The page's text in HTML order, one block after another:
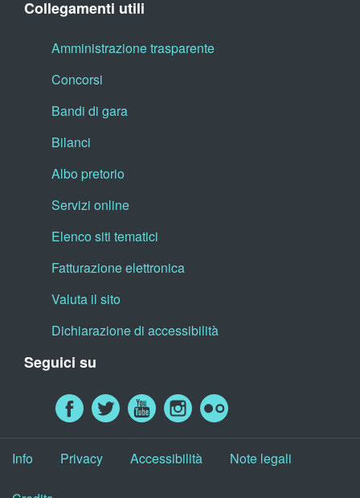
Collegamenti utili
Amministrazione trasparente
Concorsi
Bandi di gara
Bilanci
Albo pretorio
Servizi online
Elenco siti tematici
Fatturazione elettronica
Valuta il sito
Dichiarazione di accessibilità
Seguici su
Info Privacy Accessibilità Note legali